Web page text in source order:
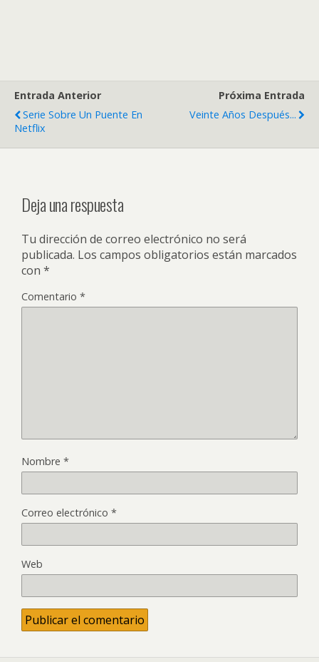
Entrada Anterior
Serie Sobre Un Puente En
Netflix
Próxima Entrada
Veinte Años Después...
Deja una respuesta
Tu dirección de correo electrónico no será
publicada. Los campos obligatorios están marcados
con *
Comentario *
Nombre *
Correo electrónico *
Web